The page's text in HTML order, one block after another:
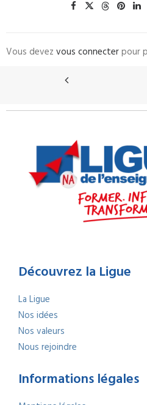
Vous devez vous connecterpour
Découvrez la Ligue
La Ligue
Nos idées
Nos valeurs
Nous rejoindre
Informations légales